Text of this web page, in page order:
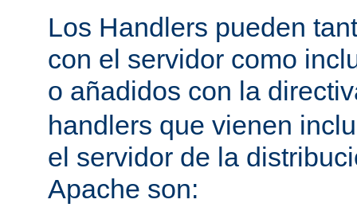
Los Handlers pueden
con el servidor como
o añadidos con la
handlers que vienen
el servidor de la
Apache son: